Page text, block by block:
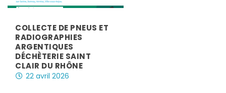
COLLECTE DE PNEUS ET
RADIOGRAPHIES
ARGENTIQUES
DÉCHÈTERIE SAINT
CLAIR DU RHÔNE
22 avril 2026